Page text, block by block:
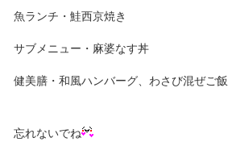
魚ランチ・鮭西京焼き
サブメニュー・麻婆なす丼
健美膳・和風ハンバーグ、わさび混ぜご飯
忘れないでね